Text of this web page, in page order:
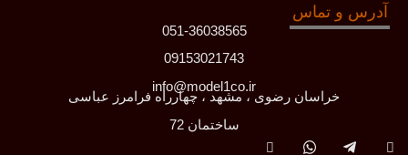
آدرس و تماس
051-36038565
09153021743
info@model1co.ir
خراسان رضوی ، مشهد ، چهارراه فرامرز عباسی
ساختمان 72